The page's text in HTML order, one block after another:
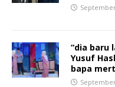
“dia baru
Yusuf
bapa